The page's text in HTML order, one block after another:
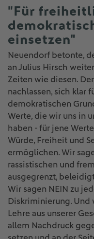
"Für
einsetzen"
Neuendorf betonte,
an Julius Hirsch
Zeiten wie diesen.
nachlassen, sich klar
demokratischen
Werte, die wir uns in
haben - für jene
Würde, Freiheit und
ermöglichen. Wir
rassistischen und
ausgegrenzt,
Wir sagen NEIN zu
Diskriminierung. Und
Lehre aus unserer
allem Nachdruck